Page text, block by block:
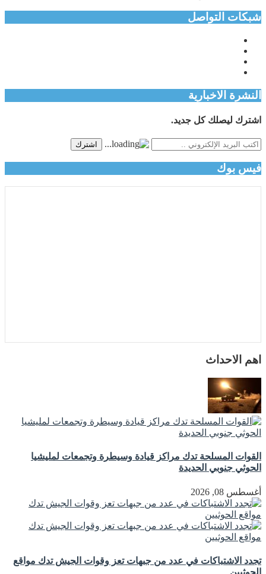
شبكات التواصل
النشرة الاخبارية
اشترك ليصلك كل جديد.
اشترك
فيس بوك
اهم الاحداث
القوات المسلحة تدك مراكز قيادة وسيطرة وتجمعات لمليشيا
الحوثي جنوبي الحديدة
أغسطس 08, 2026
تجدد الاشتباكات في عدد من جبهات تعز وقوات الجيش تدك مواقع
الحوثيين